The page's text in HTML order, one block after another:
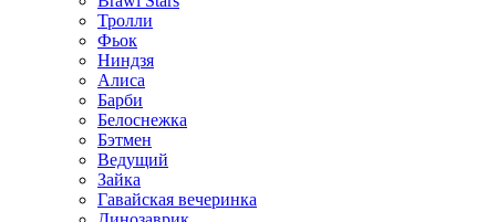
Тролли
Фьок
Ниндзя
Алиса
Барби
Белоснежка
Бэтмен
Ведущий
Зайка
Гавайская вечеринка